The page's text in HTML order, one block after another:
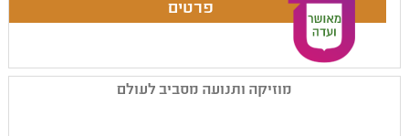
מוזיקה ותנועה מסביב לעולם